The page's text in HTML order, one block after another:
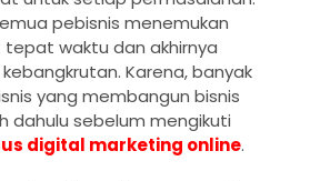
pebisnis menemukan
waktu dan akhirnya
Karena, banyak
yang membangun bisnis
dahulu sebelum mengikuti
digital marketing online.